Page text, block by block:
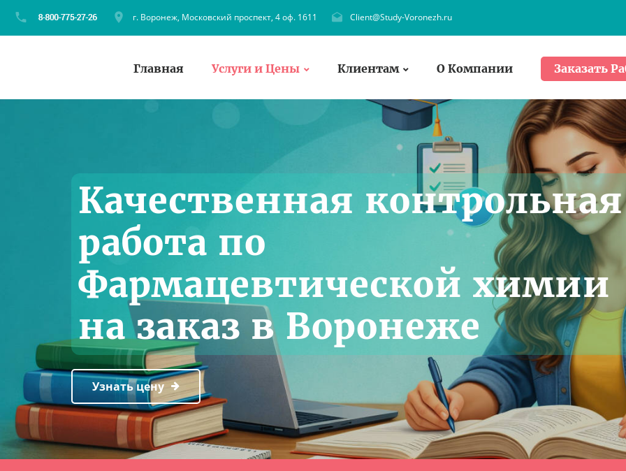
г. Воронеж, Московский проспект, 4 оф. 1611 Client@Study-Voronezh.ru
Главная Услуги и Цены Клиентам О Компании Заказать
Качественная контрольная
работа по
Фармацевтической химии
на заказ в Воронеже
Узнать цену